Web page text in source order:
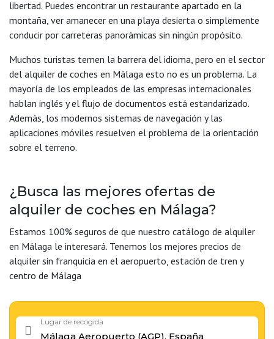
libertad. Puedes encontrar un restaurante apartado en la
montaña, ver amanecer en una playa desierta o simplemente
conducir por carreteras panorámicas sin ningún propósito.
Muchos turistas temen la barrera del idioma, pero en el sector
del alquiler de coches en Málaga esto no es un problema. La
mayoría de los empleados de las empresas internacionales
hablan inglés y el flujo de documentos está estandarizado.
Además, los modernos sistemas de navegación y las
aplicaciones móviles resuelven el problema de la orientación
sobre el terreno.
¿Busca las mejores ofertas de
alquiler de coches en Málaga?
Estamos 100% seguros de que nuestro catálogo de alquiler
en Málaga le interesará. Tenemos los mejores precios de
alquiler sin franquicia en el aeropuerto, estación de tren y
centro de Málaga
Lugar de recogida